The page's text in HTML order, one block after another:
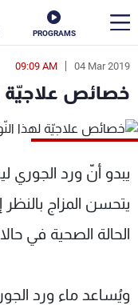
PROGRAMS
04 Mar 2019
09:09 AM
خصائص علاجيّة
يبدو أنّ ورد الجوري
يتحسن المزاج
الحالة الصحية في
ويُساعد ماء ورد
en
الأخبار
سياسة
إقتصاد